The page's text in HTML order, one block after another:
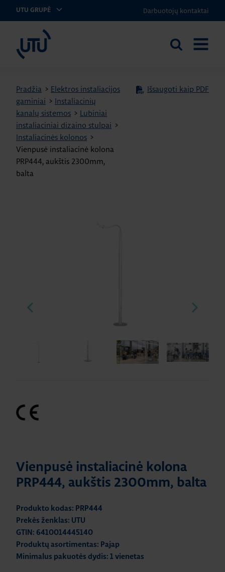
UTU GRUPĖ Darbuotojų kontaktai
UTU Lithuania
Ieškoti
Pradžia > Elektros instaliacijos
gaminiai > Instaliacinių
kanalų sistemos > Lubiniai
instaliaciniai dizaino stulpai >
Instaliacinės kolonos >
Vienpusė instaliacinė kolona
PRP444, aukštis 2300mm,
balta
Išsaugoti kaip PDF
Vienpusė instaliacinė kolona
PRP444, aukštis 2300mm, balta
Produkto kodas: PRP444
Prekės ženklas: UTU
GTIN: 6410014445140
Produktų asortimentas: Pajap
Minimalus pakuotės dydis: 1 vienetas